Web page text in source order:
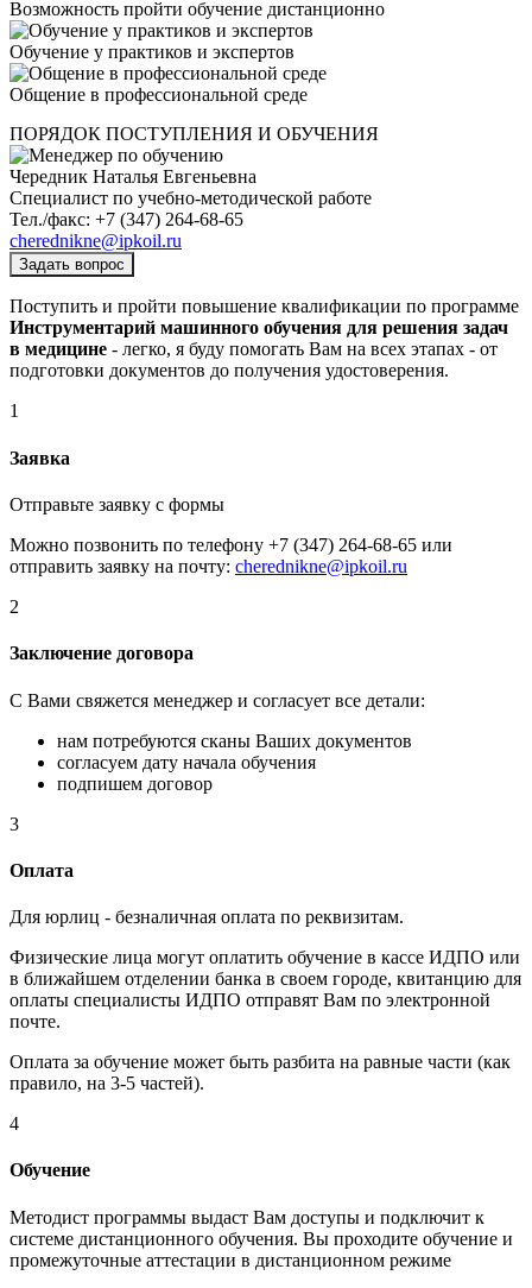
Возможность пройти обучение дистанционно
Обучение у практиков и экспертов
Общение в профессиональной среде
ПОРЯДОК ПОСТУПЛЕНИЯ И ОБУЧЕНИЯ
Чередник Наталья Евгеньевна
Специалист по учебно-методической работе
Тел./факс: +7 (347) 264-68-65
cherednikne@ipkoil.ru
Задать вопрос
Поступить и пройти повышение квалификации по программе
Инструментарий машинного обучения для решения задач
в медицине - легко, я буду помогать Вам на всех этапах - от
подготовки документов до получения удостоверения.
1
Заявка
Отправьте заявку с формы
Можно позвонить по телефону +7 (347) 264-68-65 или
отправить заявку на почту: cherednikne@ipkoil.ru
2
Заключение договора
С Вами свяжется менеджер и согласует все детали:
нам потребуются сканы Ваших документов
согласуем дату начала обучения
подпишем договор
3
Оплата
Для юрлиц - безналичная оплата по реквизитам.
Физические лица могут оплатить обучение в кассе ИДПО или
в ближайшем отделении банка в своем городе, квитанцию для
оплаты специалисты ИДПО отправят Вам по электронной
почте.
Оплата за обучение может быть разбита на равные части (как
правило, на 3-5 частей).
4
Обучение
Методист программы выдаст Вам доступы и подключит к
системе дистанционного обучения. Вы проходите обучение и
промежуточные аттестации в дистанционном режиме